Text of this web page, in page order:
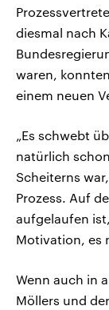
diesmal nach
waren,
einem neuen
„Es schwebt
natürlich
Scheiterns
Prozess. Auf
aufgelaufen
Motivation, es
Wenn auch in
Möllers und